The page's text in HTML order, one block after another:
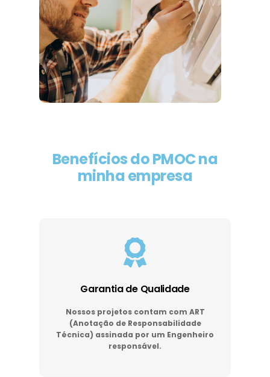
Benefícios do PMOC na
minha empresa
Garantia de Qualidade
Nossos projetos contam com ART
(Anotação de Responsabilidade
Técnica) assinada por um Engenheiro
responsável.